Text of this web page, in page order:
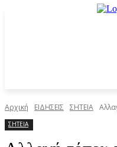
Αρχική ΕΙΔΗΣΕΙΣ ΣΗΤΕΙΑ
ΣΗΤΕΙΑ